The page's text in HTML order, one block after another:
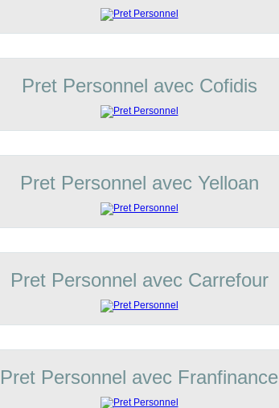
Pret Personnel avec Cofidis
Pret Personnel avec Yelloan
Pret Personnel avec Carrefour
Pret Personnel avec Franfinance